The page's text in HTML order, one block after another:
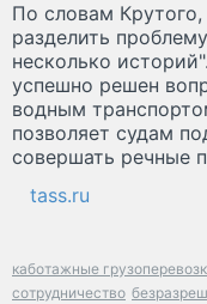
По словам
разделить
несколько
успешно решен
водным
позволяет судам
совершать речные
tass.ru
каботажные
сотрудничество